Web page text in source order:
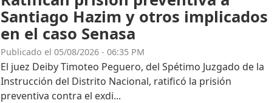
Santiago Hazim y otros implicados
en el caso Senasa
Publicado el 05/08/2026 - 06:35 PM
El juez Deiby Timoteo Peguero, del Spétimo Juzgado de la
Instrucción del Distrito Nacional, ratificó la prisión
preventiva contra el exdi...